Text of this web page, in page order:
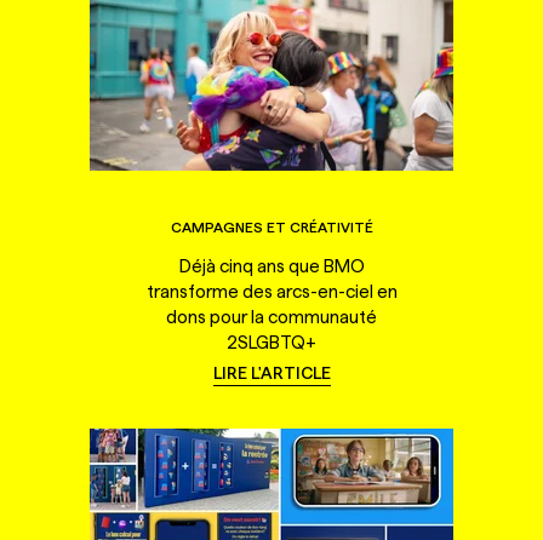
CAMPAGNES ET CRÉATIVITÉ
Déjà cinq ans que BMO
transforme des arcs-en-ciel en
dons pour la communauté
2SLGBTQ+
LIRE L'ARTICLE